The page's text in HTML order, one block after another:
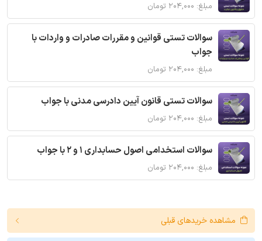
مبلغ: ۲۰۴,۰۰۰ تومان
سوالات تستی قوانین و مقررات صادرات و واردات با
جواب
مبلغ: ۲۰۴,۰۰۰ تومان
سوالات تستی قانون آیین دادرسی مدنی با جواب
مبلغ: ۲۰۴,۰۰۰ تومان
سوالات استخدامی اصول حسابداری 1 و 2 با جواب
مبلغ: ۲۰۴,۰۰۰ تومان
مشاهده خریدهای قبلی